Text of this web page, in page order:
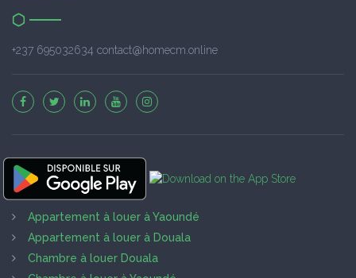
+237 695032634 contact@homecm.online
Appartement à louer à Yaoundé
Appartement à louer à Douala
Chambre à louer Douala